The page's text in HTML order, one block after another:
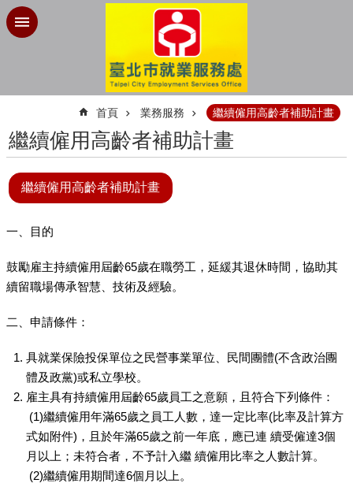
跳到主要內容區塊
首頁 業務服務 繼續僱用高齡者補助計畫
繼續僱用高齡者補助計畫
繼續僱用高齡者補助計畫
一、目的
鼓勵雇主持續僱用屆齡65歲在職勞工，延緩其退休時間，協助其
續留職場傳承智慧、技術及經驗。
二、申請條件：
具就業保險投保單位之民營事業單位、民間團體(不含政治團
體及政黨)或私立學校。
雇主具有持續僱用屆齡65歲員工之意願，且符合下列條件：
(1)繼續僱用年滿65歲之員工人數，達一定比率(比率及計算方
式如附件)，且於年滿65歲之前一年底，應已連 續受僱達3個
月以上；未符合者，不予計入繼 續僱用比率之人數計算。
(2)繼續僱用期間達6個月以上。